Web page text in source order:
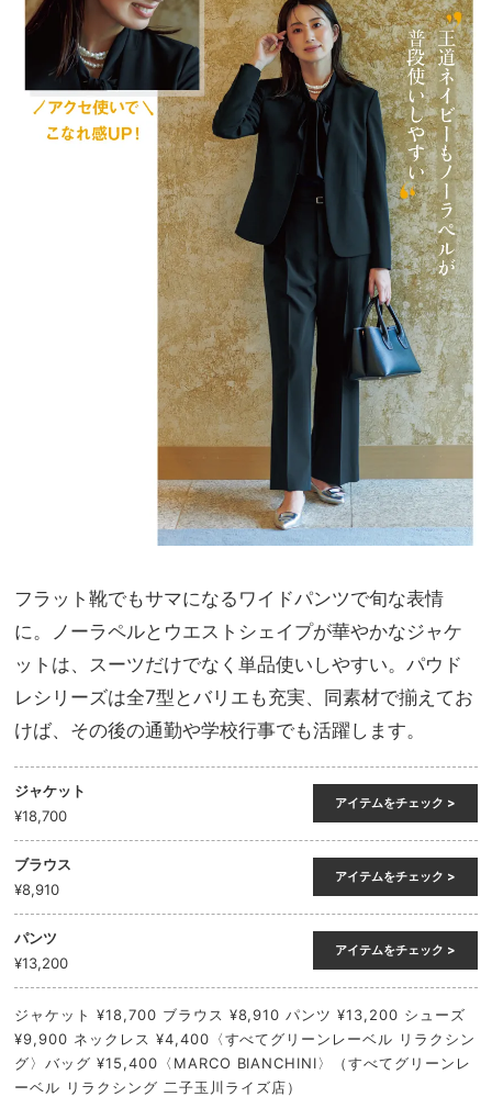
フラット靴でもサマになるワイドパンツで旬な表情
に。ノーラペルとウエストシェイプが華やかなジャケ
ットは、スーツだけでなく単品使いしやすい。パウド
レシリーズは全7型とバリエも充実、同素材で揃えてお
けば、その後の通勤や学校行事でも活躍します。
ジャケット
¥18,700
アイテムをチェック >
ブラウス
¥8,910
アイテムをチェック >
パンツ
¥13,200
アイテムをチェック >
ジャケット ¥18,700 ブラウス ¥8,910 パンツ ¥13,200 シューズ
¥9,900 ネックレス ¥4,400〈すべてグリーンレーベル リラクシン
グ〉バッグ ¥15,400〈MARCO BIANCHINI〉（すべてグリーンレ
ーベル リラクシング 二子玉川ライズ店）